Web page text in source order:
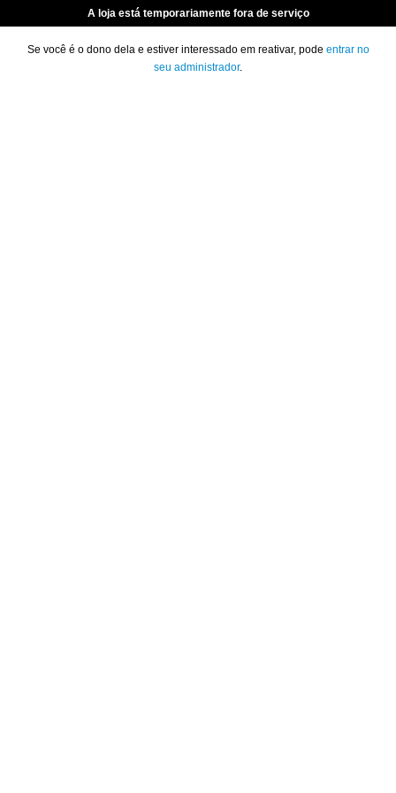
A loja está temporariamente fora de serviço
Se você é o dono dela e estiver interessado em reativar, pode entrar no
seu administrador.